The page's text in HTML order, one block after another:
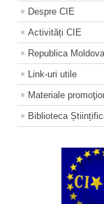
Despre CIE
Activități CIE
Republica
Link-uri utile
Materiale
Biblioteca